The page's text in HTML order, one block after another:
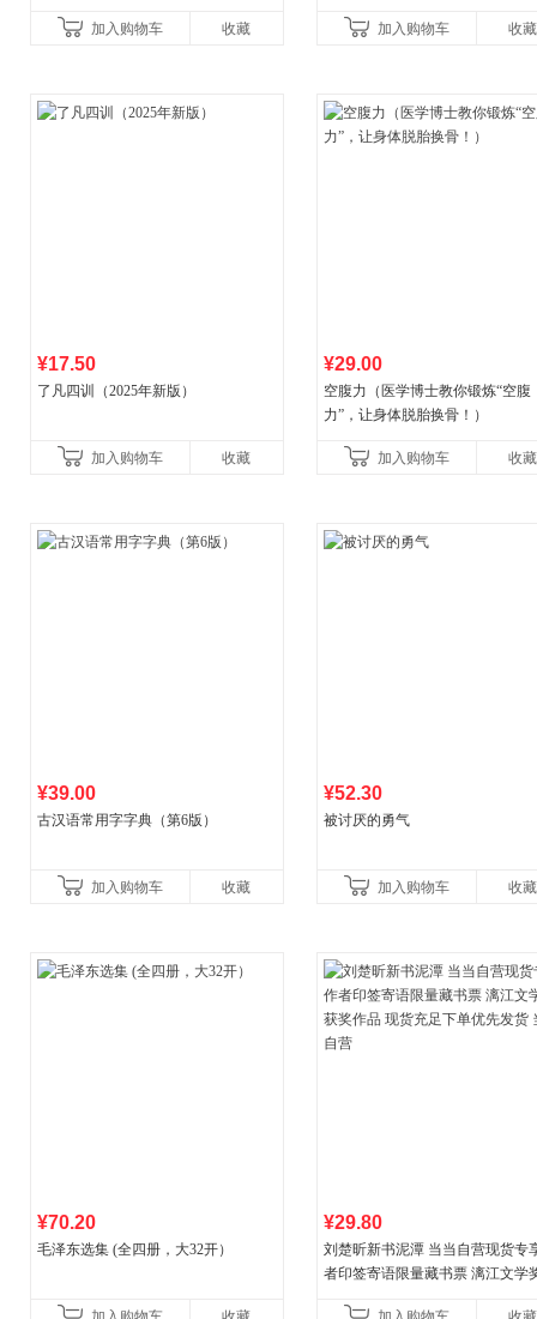
加入购物车 收藏
讲透西方思想史，哲学知
加入购物车 收藏
¥17.50
了凡四训（2025年新版）
加入购物车 收藏
¥29.00
空腹力（医学博士教你锻炼“空腹
力”，让身体脱胎换骨！）
加入购物车 收藏
¥39.00
古汉语常用字字典（第6版）
加入购物车 收藏
¥52.30
被讨厌的勇气
加入购物车 收藏
¥70.20
毛泽东选集 (全四册，大32开）
¥29.80
刘楚昕新书泥潭 当当自营现货专
者印签寄语限量藏书票 漓江文学